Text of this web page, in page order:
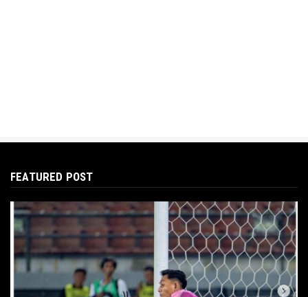
FEATURED POST